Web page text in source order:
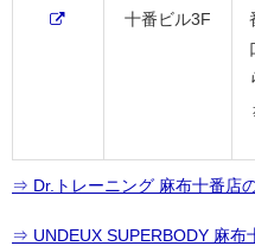
十番ビル3F
⇒ Dr.トレーニング 麻布十番店
⇒ UNDEUX SUPERBODY 麻布